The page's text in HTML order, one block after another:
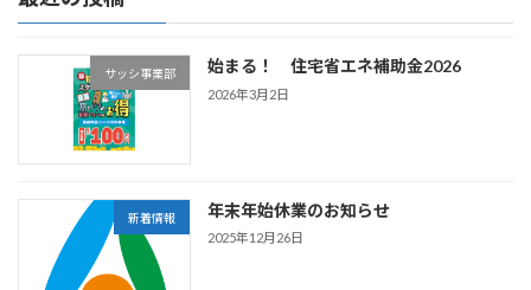
サッシ事業部 始まる！ 住宅省エネ補助金2026
2026年3月2日
新着情報 年末年始休業のお知らせ
2025年12月26日